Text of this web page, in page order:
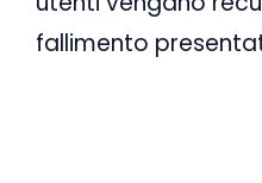
fallimento